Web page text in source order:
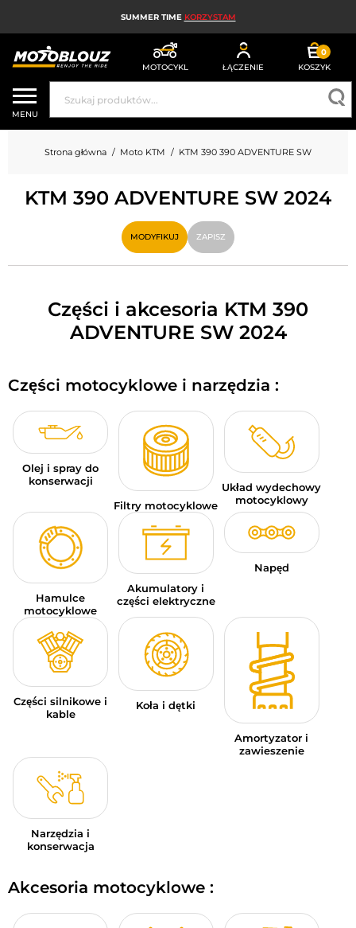
SUMMER TIME KORZYSTAM
MOTOCYKL ŁĄCZENIE
0
KOSZYK
KASK MOTOCYKLOWY
ODZIEŻ MOTOCYKLOWA DLA MĘŻCZYZN
UBRANIA MOTOCYKLOWE DAMSKIE
MX; ENDURO I TRIAL
HIGH-TECH MOTOCYKLOWY
PODUSZKA POWIETRZNA MOTOCYKLOWA
CZĘŚCI MOTOCYKLOWE I NARZĘDZIA
AKCESORIA MOTOCYKLOWE
OKAZJE I PROMOCJE
KARTY PODARUNKOWE
PL | EUR € — MODYFIKUJ
MARKI
PORADY
SKONTAKTUJ SIĘ Z NAMI
MENU
Strona główna Moto KTM KTM 390 390 ADVENTURE SW
KTM 390 ADVENTURE SW 2024
MODYFIKUJ ZAPISZ
Części i akcesoria KTM 390
ADVENTURE SW 2024
Części motocyklowe i narzędzia :
Olej i spray do
konserwacji
Filtry motocyklowe
Układ wydechowy
motocyklowy
Hamulce
motocyklowe
Akumulatory i
części elektryczne
Napęd
Części silnikowe i
kable
Koła i dętki
Amortyzator i
zawieszenie
Narzędzia i
konserwacja
Akcesoria motocyklowe :